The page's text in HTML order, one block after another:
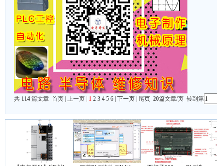
共 114 篇文章 首页 | 上一页 | 1 2 3 4 5 6 下一页 尾页 20篇文章/页 转到第